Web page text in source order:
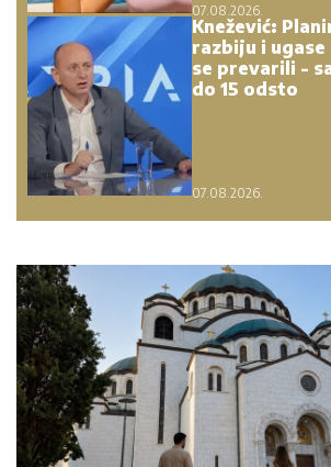
07.08.2026.
Knežević:
razbiju i ugase
se prevarili -
do 15 odsto
07.08.2026.